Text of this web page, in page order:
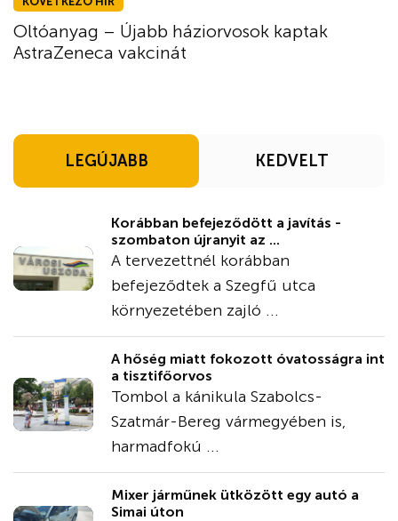
Oltóanyag – Újabb háziorvosok kaptak
AstraZeneca vakcinát
LEGÚJABB KEDVELT
Korábban befejeződött a javítás -
szombaton újranyit az ...
A tervezettnél korábban
befejeződtek a Szegfű utca
környezetében zajló ...
A hőség miatt fokozott óvatosságra int
a tisztifőorvos
Tombol a kánikula Szabolcs-
Szatmár-Bereg vármegyében is,
harmadfokú ...
Mixer járműnek ütközött egy autó a
Simai úton